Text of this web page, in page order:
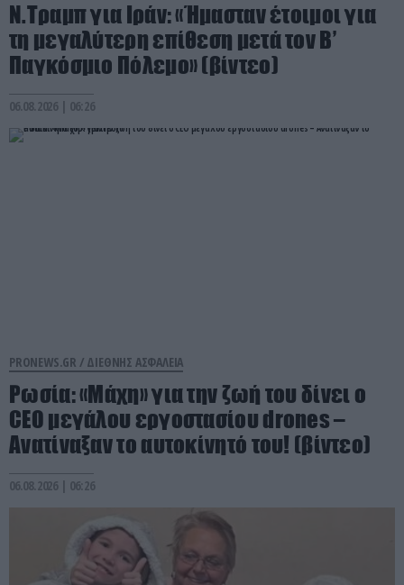
Ν.Τραμπ για Ιράν: «Ήμασταν έτοιμοι για
τη μεγαλύτερη επίθεση μετά τον Β’
Παγκόσμιο Πόλεμο» (βίντεο)
06.08.2026 | 06:26
PRONEWS.GR / ΔΙΕΘΝΗΣ ΑΣΦΑΛΕΙΑ
Ρωσία: «Μάχη» για την ζωή του δίνει ο
CEO μεγάλου εργοστασίου drones –
Ανατίναξαν το αυτοκίνητό του! (βίντεο)
06.08.2026 | 06:26